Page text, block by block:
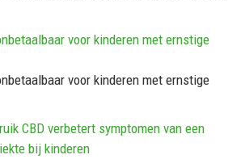
voor kinderen met ernstige
voor kinderen met ernstige
CBD verbetert symptomen van een
bij kinderen